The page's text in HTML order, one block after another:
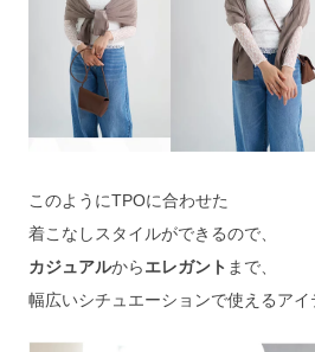
このようにTPOに合わせた
着こなしスタイルができるので、
カジュアルからエレガント まで、
幅広いシチュエーションで使えるアイ